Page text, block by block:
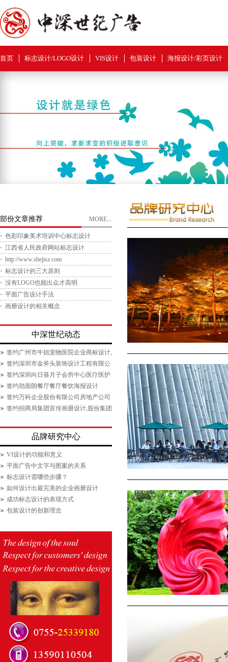
首页 标志设计/LOGO设计 VIS设计 包装设计 海报设计/彩页设计
部份文章推荐 MORE...
色彩印象美术培训中心标志设计
江西省人民政府网站标志设计
http://www.shejisz.com
标志设计的三大原则
没有LOGO也能出众才高明
平面广告设计手法
画册设计的相关概念
中深世纪动态
签约广州市牛妞宠物医院企业商标设计,
医院医疗机构标志设计
签约深圳市金斧头装饰设计工程有限公
司企业logo设计,广告设计
签约深圳向日葵月子会所中心医疗医护
机构标志设计
签约劲面朗餐厅餐厅餐饮海报设计
签约万科企业股份有限公司房地产公司
海报设计
签约招商局集团宣传画册设计,股份集团
品牌研究中心
VI设计的功能和意义
平面广告中文字与图案的关系
标志设计需哪些步骤？
如何设计出最完美的企业画册设计
成功标志设计的表现方式
包装设计的创新理念